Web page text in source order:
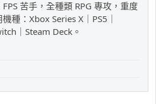
苦手，全種類 RPG 專攻，重度
種：Xbox Series X｜PS5｜
｜Steam Deck。